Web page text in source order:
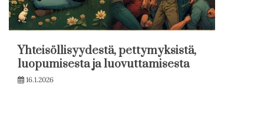
Yhteisöllisyydestä, pettymyksistä,
luopumisesta ja luovuttamisesta
16.1.2026